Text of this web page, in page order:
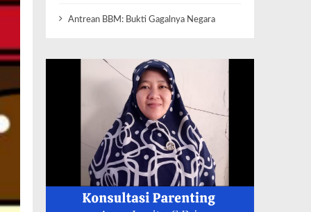
Antrean BBM: Bukti Gagalnya Negara